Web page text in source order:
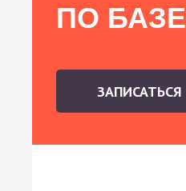
ПО БАЗЕ
ЗАПИСАТЬСЯ